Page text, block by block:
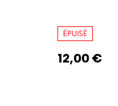
ÉPUISÉ
12,00 €